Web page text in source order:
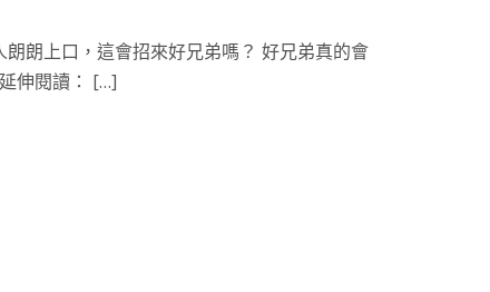
朗上口，這會招來好兄弟嗎？ 好兄弟真的會
伸閱讀： […]